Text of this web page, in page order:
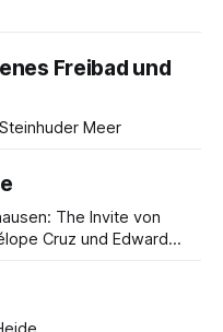
Freibad und
Meer
The Invite von
Cruz und Edward